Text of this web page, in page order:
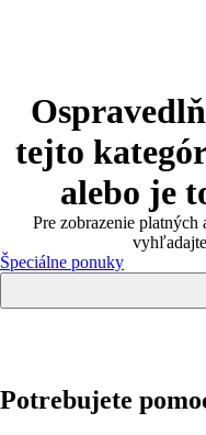
tejto
alebo je
Pre zobrazenie
Špeciálne ponuky
Potrebujete